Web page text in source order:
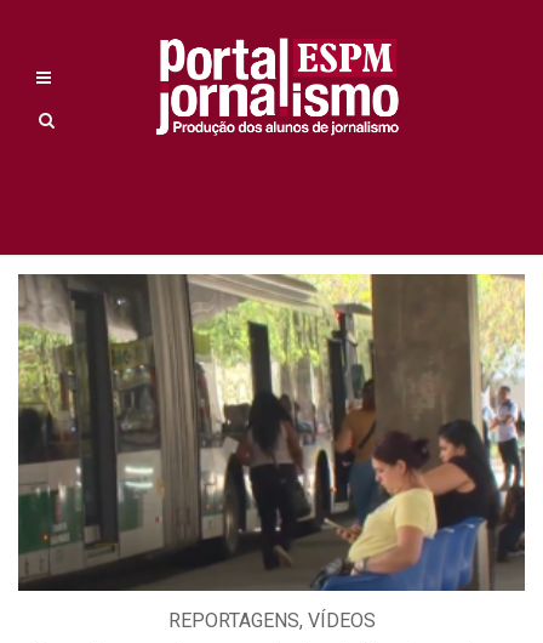
REPORTAGENS, VÍDEOS